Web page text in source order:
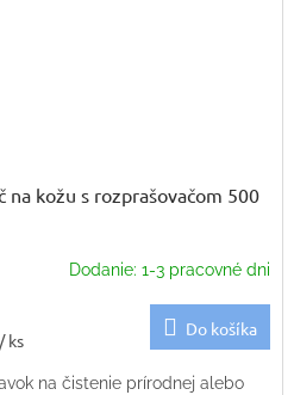
na kožu s rozprašovačom 500
Dodanie: 1-3 pracovné dni
/ ks
Do košíka
na čistenie prírodnej alebo